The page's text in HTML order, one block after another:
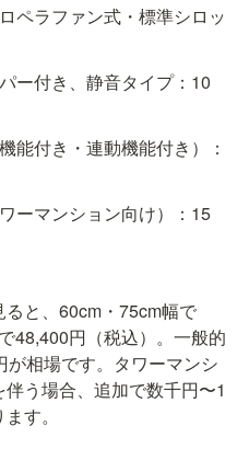
ペラファン式・標準シロッ
ー付き、静音タイプ：10
能付き・連動機能付き）：
ーマンション向け）：15
と、60cm・75cm幅で
48,400円（税込）。一般的
相場です。タワーマンシ
う場合、追加で数千円〜1
す。